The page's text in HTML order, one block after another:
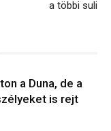
a többi suli
a Duna, de a
is rejt